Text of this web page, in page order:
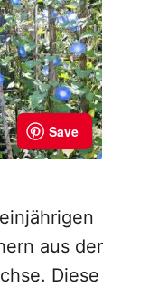
aus der
Diese